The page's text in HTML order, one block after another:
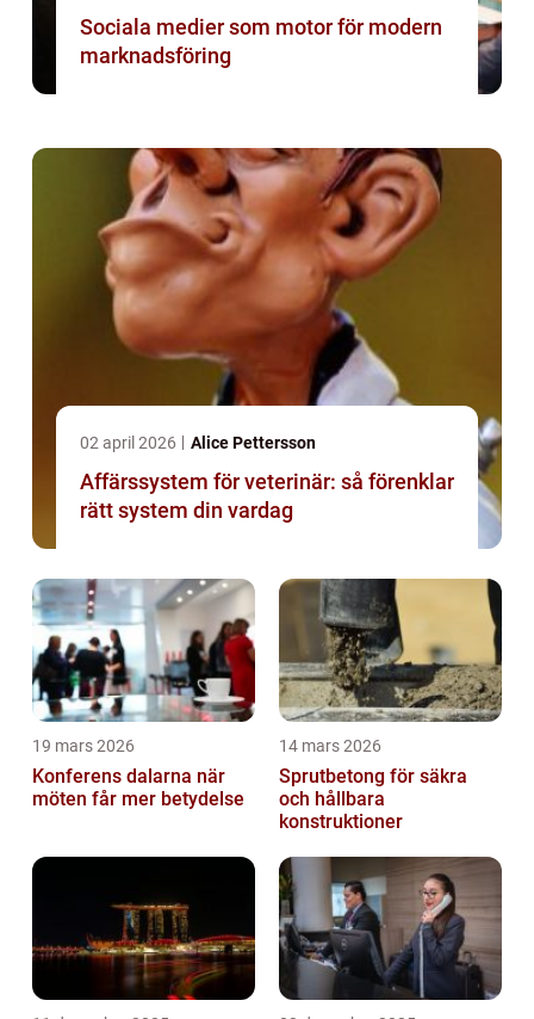
Sociala medier som motor för modern
marknadsföring
02 april 2026 Alice Pettersson
Affärssystem för veterinär: så förenklar
rätt system din vardag
19 mars 2026
Konferens dalarna när
möten får mer betydelse
14 mars 2026
Sprutbetong för säkra
och hållbara
konstruktioner